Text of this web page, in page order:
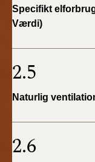
Specifikt
Værdi)
2.5
Naturlig
2.6